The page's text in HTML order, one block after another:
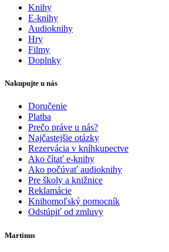
Knihy
E-knihy
Audioknihy
Hry
Filmy
Doplnky
Nakupujte u nás
Doručenie
Platba
Prečo práve u nás?
Najčastejšie otázky
Rezervácia v kníhkupectve
Ako čítať e-knihy
Ako počúvať audioknihy
Pre školy a knižnice
Reklamácie
Knihomoľský pomocník
Odstúpiť od zmluvy
Martinus